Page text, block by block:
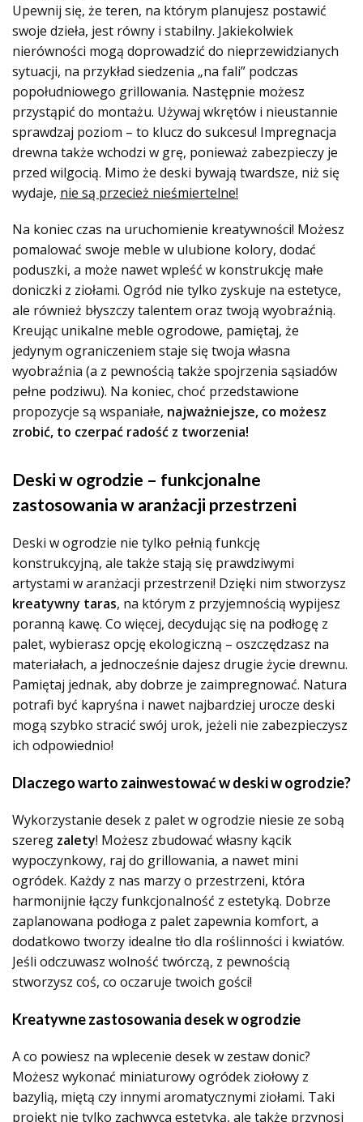
Upewnij się, że teren, na którym planujesz postawić
swoje dzieła, jest równy i stabilny. Jakiekolwiek
nierówności mogą doprowadzić do nieprzewidzianych
sytuacji, na przykład siedzenia „na fali” podczas
popołudniowego grillowania. Następnie możesz
przystąpić do montażu. Używaj wkrętów i nieustannie
sprawdzaj poziom – to klucz do sukcesu! Impregnacja
drewna także wchodzi w grę, ponieważ zabezpieczy je
przed wilgocią. Mimo że deski bywają twardsze, niż się
wydaje, nie są przecież nieśmiertelne!
Na koniec czas na uruchomienie kreatywności! Możesz
pomalować swoje meble w ulubione kolory, dodać
poduszki, a może nawet wpleść w konstrukcję małe
doniczki z ziołami. Ogród nie tylko zyskuje na estetyce,
ale również błyszczy talentem oraz twoją wyobraźnią.
Kreując unikalne meble ogrodowe, pamiętaj, że
jedynym ograniczeniem staje się twoja własna
wyobraźnia (a z pewnością także spojrzenia sąsiadów
pełne podziwu). Na koniec, choć przedstawione
propozycje są wspaniałe, najważniejsze, co możesz
zrobić, to czerpać radość z tworzenia!
Deski w ogrodzie – funkcjonalne
zastosowania w aranżacji przestrzeni
Deski w ogrodzie nie tylko pełnią funkcję
konstrukcyjną, ale także stają się prawdziwymi
artystami w aranżacji przestrzeni! Dzięki nim stworzysz
kreatywny taras, na którym z przyjemnością wypijesz
poranną kawę. Co więcej, decydując się na podłogę z
palet, wybierasz opcję ekologiczną – oszczędzasz na
materiałach, a jednocześnie dajesz drugie życie drewnu.
Pamiętaj jednak, aby dobrze je zaimpregnować. Natura
potrafi być kapryśna i nawet najbardziej urocze deski
mogą szybko stracić swój urok, jeżeli nie zabezpieczysz
ich odpowiednio!
Dlaczego warto zainwestować w deski w ogrodzie?
Wykorzystanie desek z palet w ogrodzie niesie ze sobą
szereg zalety! Możesz zbudować własny kącik
wypoczynkowy, raj do grillowania, a nawet mini
ogródek. Każdy z nas marzy o przestrzeni, która
harmonijnie łączy funkcjonalność z estetyką. Dobrze
zaplanowana podłoga z palet zapewnia komfort, a
dodatkowo tworzy idealne tło dla roślinności i kwiatów.
Jeśli odczuwasz wolność twórczą, z pewnością
stworzysz coś, co oczaruje twoich gości!
Kreatywne zastosowania desek w ogrodzie
A co powiesz na wplecenie desek w zestaw donic?
Możesz wykonać miniaturowy ogródek ziołowy z
bazylią, miętą czy innymi aromatycznymi ziołami. Taki
projekt nie tylko zachwyca estetyką, ale także przynosi